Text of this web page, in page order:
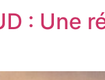
: Une